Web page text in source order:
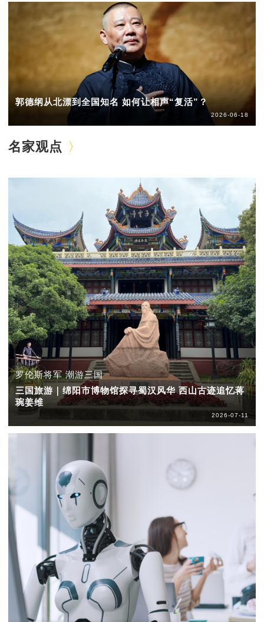
郭德纲从北漂到全国知名 如何让相声“复活”？
2026-06-18
名家观点
罗伦斯将军 潮游三国
三国旅游｜绵阳市博物馆探寻蜀汉风华 西山古迹追忆蒋
琬姜维
2026-07-11